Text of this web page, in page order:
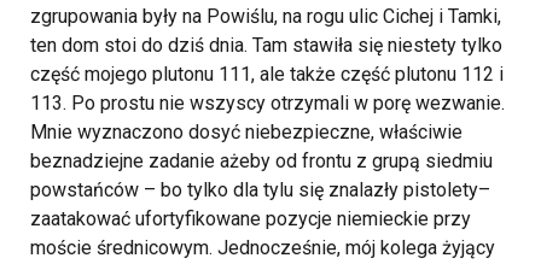
zgrupowania były na Powiślu, na rogu ulic Cichej i Tamki,
ten dom stoi do dziś dnia. Tam stawiła się niestety tylko
część mojego plutonu 111, ale także część plutonu 112 i
113. Po prostu nie wszyscy otrzymali w porę wezwanie.
Mnie wyznaczono dosyć niebezpieczne, właściwie
beznadziejne zadanie ażeby od frontu z grupą siedmiu
powstańców – bo tylko dla tylu się znalazły pistolety–
zaatakować ufortyfikowane pozycje niemieckie przy
moście średnicowym. Jednocześnie, mój kolega żyjący